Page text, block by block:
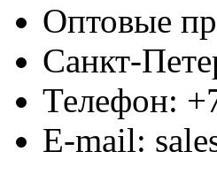
Оптовые
Санкт-
Телефон:
E-mail: